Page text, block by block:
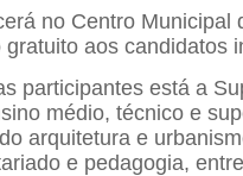
no Centro
aos candidatos
participantes está a
médio, técnico e
arquitetura e
e pedagogia,